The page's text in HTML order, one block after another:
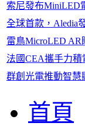
索尼發布MiniLED
全球首款，Aledia
雷鳥MicroLED AR
法國CEA攜手力
群創光電推動智慧
首頁